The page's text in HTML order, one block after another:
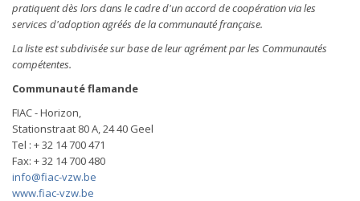
pratiquent dès lors dans le cadre d'un accord de coopération via les
services d'adoption agréés de la communauté française.
La liste est subdivisée sur base de leur agrément par les Communautés
compétentes.
Communauté flamande
FIAC - Horizon,
Stationstraat 80 A, 24 40 Geel
Tel : + 32 14 700 471
Fax: + 32 14 700 480
info@fiac-vzw.be
www.fiac-vzw.be